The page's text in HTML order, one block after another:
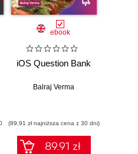
ebook
iOS Question Bank
Balraj Verma
(89,91 zł najniższa cena z 30 dni)
89.91 zł